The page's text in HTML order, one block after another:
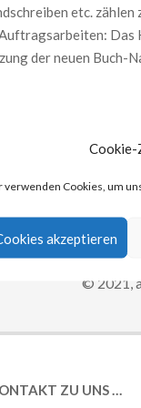
Cookie-
verwenden Cookies, um
akzeptieren
etc. zählen
Das
der neuen Buch-
© 2021,
ZU UNS …